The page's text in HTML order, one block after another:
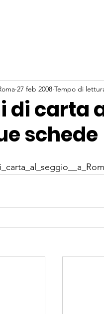
di carta
schede
27 feb 2008 Tempo di